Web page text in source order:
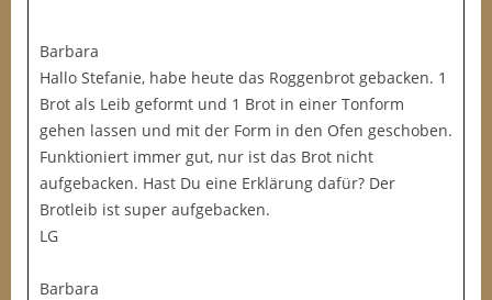
Barbara
Hallo Stefanie, habe heute das Roggenbrot gebacken. 1
Brot als Leib geformt und 1 Brot in einer Tonform
gehen lassen und mit der Form in den Ofen geschoben.
Funktioniert immer gut, nur ist das Brot nicht
aufgebacken. Hast Du eine Erklärung dafür? Der
Brotleib ist super aufgebacken.
LG
Barbara